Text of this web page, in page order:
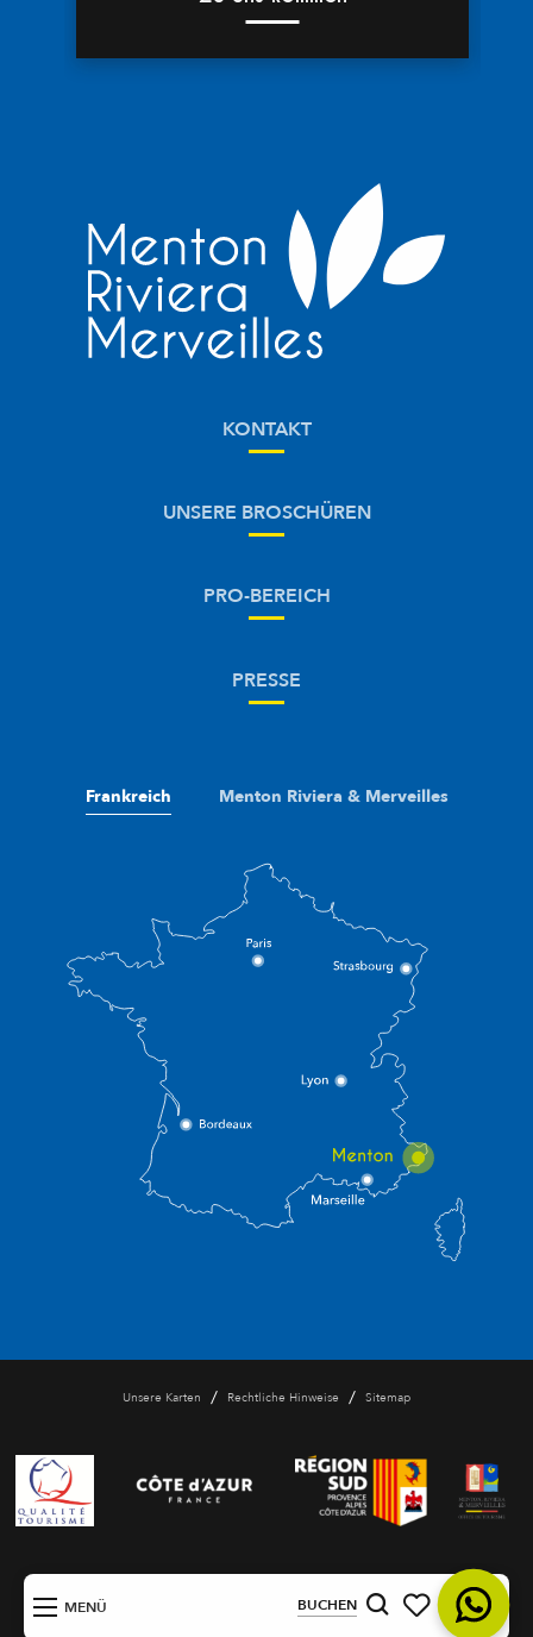
MENÜ BUCHEN DE
KONTAKT
UNSERE BROSCHÜREN
PRO-BEREICH
PRESSE
Frankreich Menton Riviera & Merveilles
Unsere Karten / Rechtliche Hinweise / Sitemap